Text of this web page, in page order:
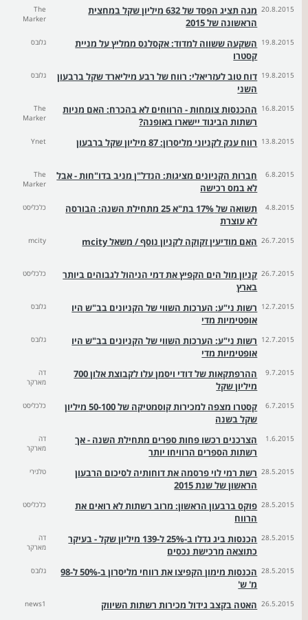
20.8.2015
מגה תציג הפסד של 632 מיליון שקל במחצית
הראשונה של 2015
The
Marker
19.8.2015 השקעה ששווה למדוד: אקסלנס ממליץ על מניית
קסטרו
גלובס
19.8.2015 דוח טוב לעזריאלי: רווח של רבע מיליארד שקל ברבעון
השני
גלובס
16.8.2015 ההכנסות צומחות - הרווחים לא בהכרח: האם מניות
רשתות הביגוד יישארו באופנה?
The
Marker
13.8.2015 רווח ענק לקניוני מליסרון: 87 מיליון שקל ברבעון Ynet
6.8.2015
חברות הקניונים מציגות: הנדל"ן מניב בדו"חות - אבל
לא במס רכישה
The
Marker
4.8.2015
תשואה של 17% בת"א 25 מתחילת השנה: הבורסה
לא עוצרת
כלכליסט
26.7.2015 האם מודיעין זקוקה לקניון נוסף / משאל mcity mcity
26.7.2015 קניון מול הים הקפיץ את דמי הניהול לגבוהים ביותר
בארץ
כלכליסט
12.7.2015 רשות ני"ע: הערכות השווי של הקניונים בב"ש היו
אופטימיות מדי
גלובס
12.7.2015 רשות ני"ע: הערכות השווי של הקניונים בב"ש היו
אופטימיות מדי
גלובס
9.7.2015
ההרפתקאות של דודי ויסמן עלו לקבוצת אלון 700
מיליון שקל
דה
מארקר
6.7.2015
קסטרו מצפה למכירות קוסמטיקה של 50-100 מיליון
שקל בשנה
כלכליסט
1.6.2015
הצרכנים רכשו פחות ספרים מתחילת השנה - אך
רשתות הספרים הרוויחו יותר
דה
מארקר
28.5.2015 רשת רמי לוי פרסמה את דוחותיה לסיכום הרבעון
הראשון של שנת 2015
טלנירי
28.5.2015 פוקס ברבעון הראשון: מרוב רשתות לא רואים את
הרווח
כלכליסט
28.5.2015
הכנסות ביג גדלו ב-25% ל-139 מיליון שקל - בעיקר
כתוצאה מרכישת נכסים
דה
מארקר
28.5.2015
הכנסות מימון הקפיצו את רווחי מליסרון ב-50% ל-98
מ' ש'
גלובס
26.5.2015 האטה בקצב גידול מכירות רשתות השיווק news1